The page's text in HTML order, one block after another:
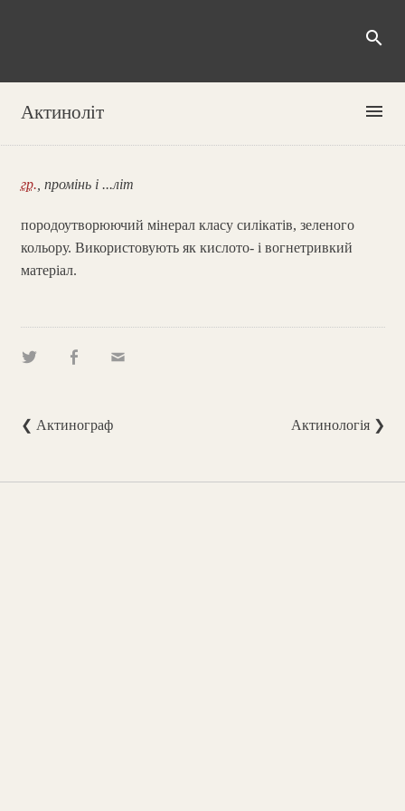
search
Актиноліт menu
гр. , промінь і ...літ
породоутворюючий мінерал класу силікатів, зеленого
кольору. Використовують як кислото- і вогнетривкий
матеріал.
❮ Актинограф Актинологія ❯